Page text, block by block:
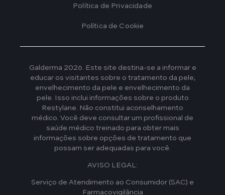
Política de Privacidade
Política de Cookie
Galderma 2026. Este site destina-se a informar e
educar os visitantes sobre o tratamento da pele,
envelhecimento da pele e envelhecimento da
pele. Isso inclui informações sobre o produto
Restylane. Não constitui aconselhamento
médico. Você deve consultar um profissional de
saúde médico treinado para obter mais
informações sobre opções de tratamento que
possam ser adequadas para você.
AVISO LEGAL:
Serviço de Atendimento ao Consumidor (SAC) e
Farmacovigilância